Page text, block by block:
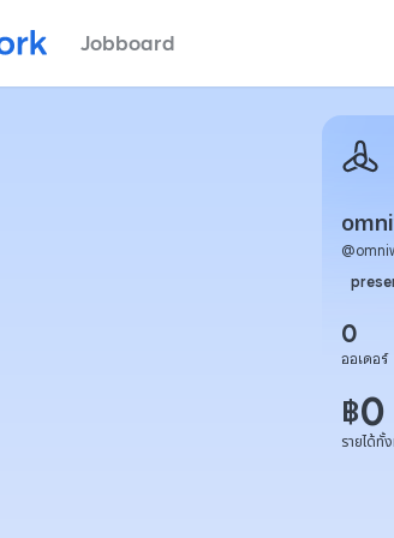
Jobboard
@
0
ออเดอร์
฿0
รายได้